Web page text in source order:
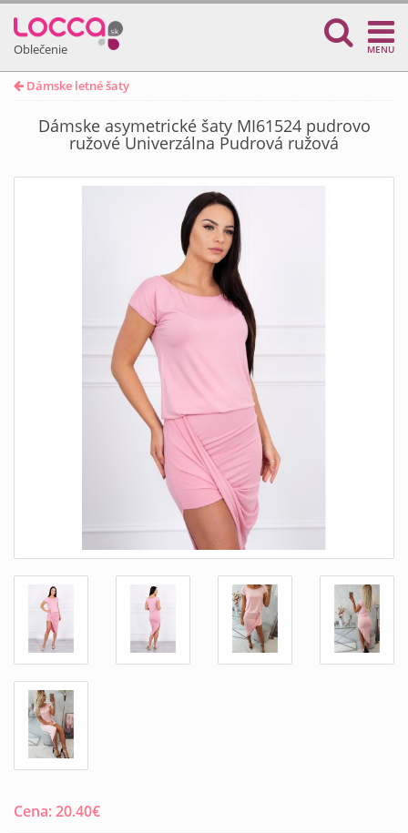
Oblečenie MENU
Dámske letné šaty
Dámske asymetrické šaty MI61524 pudrovo
ružové Univerzálna Pudrová ružová
Cena:20.40€